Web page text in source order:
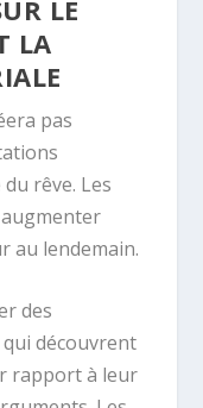
LE
LA
pas
rêve. Les
au lendemain.
des
découvrent
rapport à leur